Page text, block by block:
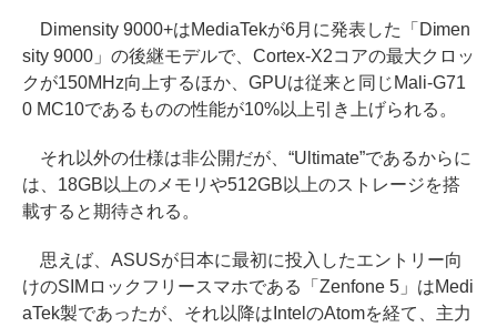
Dimensity 9000+はMediaTekが6月に発表した「Dimen
sity 9000」の後継モデルで、Cortex-X2コアの最大クロッ
クが150MHz向上するほか、GPUは従来と同じMali-G71
0 MC10であるものの性能が10%以上引き上げられる。
それ以外の仕様は非公開だが、“Ultimate”であるからに
は、18GB以上のメモリや512GB以上のストレージを搭
載すると期待される。
思えば、ASUSが日本に最初に投入したエントリー向
けのSIMロックフリースマホである「Zenfone 5」はMedi
aTek製であったが、それ以降はIntelのAtomを経て、主力